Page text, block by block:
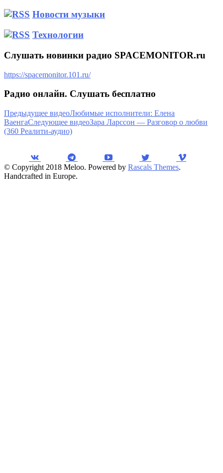
Новости музыки
Технологии
Слушать новинки радио SPACEMONITOR.ru
https://spacemonitor.101.ru/
Радио онлайн. Слушать бесплатно
Предыдущее видеоЛюбимые исполнители: Елена
ВаенгаСледующее видеоЗара Ларссон — Разговор о любви
(360 Реалити-аудио)
© Copyright 2018 Meloo. Powered by Rascals Themes.
Handcrafted in Europe.